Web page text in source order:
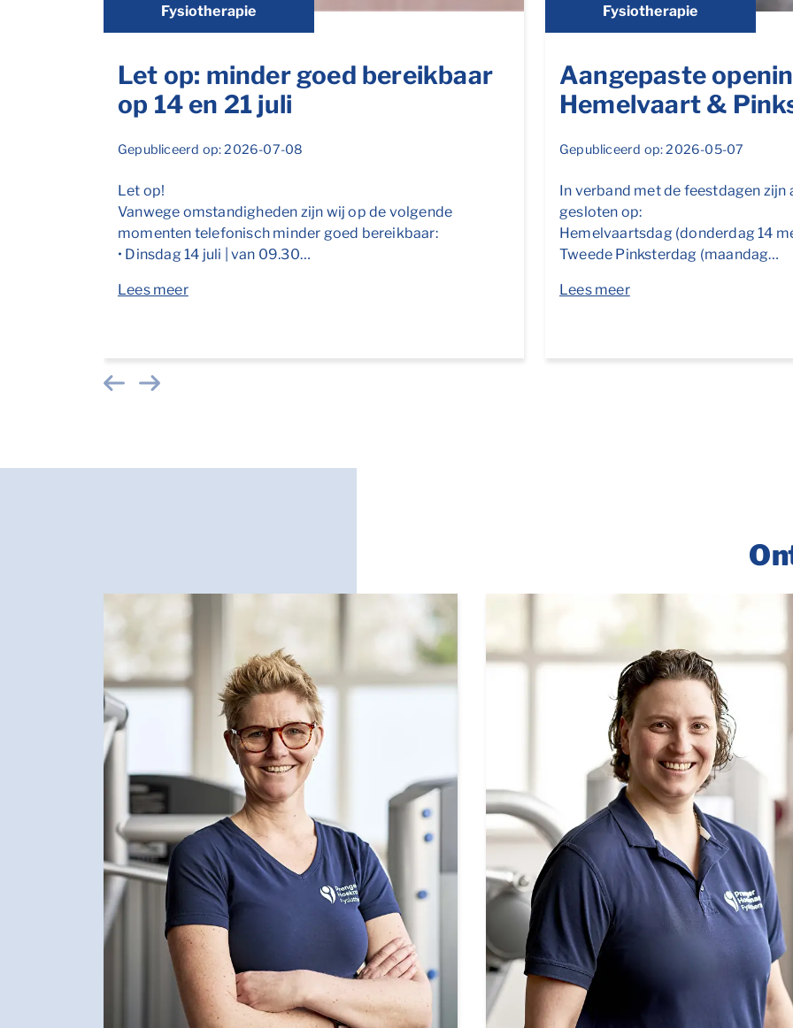
Fysiotherapie
Let op: minder goed bereikbaar
op 14 en 21 juli
Gepubliceerd op: 2026-07-08
Let op!
Vanwege omstandigheden zijn wij op de volgende
momenten telefonisch minder goed bereikbaar:
• Dinsdag 14 juli | van 09.30…
Lees meer
Fysiotherapie
Aangepaste
Hemelvaart &
Gepubliceerd op: 2026-05-07
In verband met de feestdagen zijn
gesloten op:
Hemelvaartsdag (donderdag 14
Tweede Pinksterdag (maandag…
Lees meer